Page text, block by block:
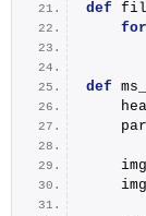
def
for
def